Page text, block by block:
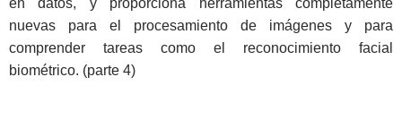
en datos, y proporciona herramientas completamente
nuevas para el procesamiento de imágenes y para
comprender tareas como el reconocimiento facial
biométrico. (parte 4)